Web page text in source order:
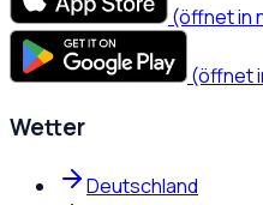
(öffnet in
(öffnet
Wetter
Deutschland